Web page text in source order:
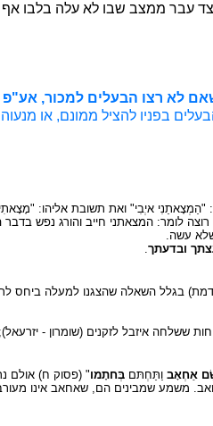
כיצד עבר ממצב שבו לא עלה
לא רצו הבעלים למכור,
בפניו להציל ממונם, או
איְבִי" ואת תשובת אליהו:
לומר: המצאתני חייב והורג נפש בדבר
שלא עשה.
ובדעתך.
בגלל השאלה שהצגנו למעלה ביחס
אַחְאָב וַתַּחְתּם בְּחתָמו" (פסוק ח) אולם
משמע שמבינים הם, שאחאב אינו